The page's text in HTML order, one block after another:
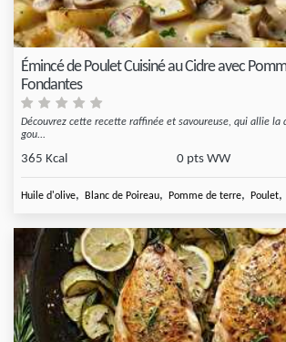
Émincé de Poulet Cuisiné au Cidre avec
Fondantes
Découvrez cette recette raffinée et savoureuse, qui allie la
gou...
365 Kcal 0 pts WW
Huile d'olive, Blanc de Poireau, Pomme de terre, Poulet,